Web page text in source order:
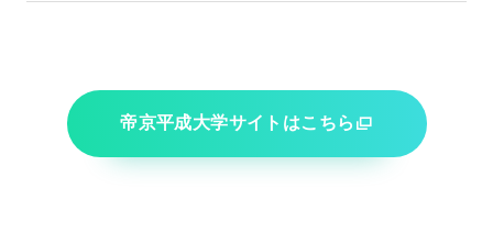
帝京平成大学サイトはこちら